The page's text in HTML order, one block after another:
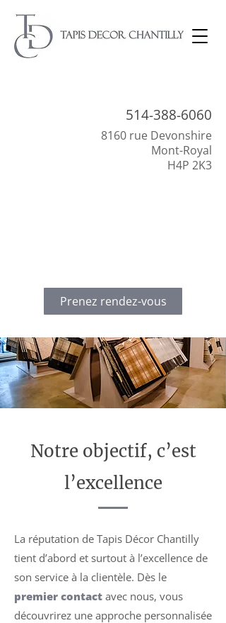
514-388-6060
8160 rue Devonshire
Mont-Royal
H4P 2K3
Prenez rendez-vous
Notre objectif, c’est
l’excellence
La réputation de Tapis Décor Chantilly
tient d’abord et surtout à l’excellence de
son service à la clientèle. Dès le
premier contact avec nous, vous
découvrirez une approche personnalisée